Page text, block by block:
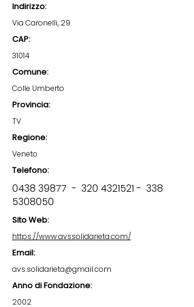
Indirizzo:
Via Caronelli, 29
CAP:
31014
Comune:
Colle Umberto
Provincia:
TV
Regione:
Veneto
Telefono:
0438 39877 - 320 4321521 - 338
5308050
Sito Web:
https://www.avssolidarieta.com/
Email:
avs.solidarieta@gmail.com
Anno di Fondazione:
2002